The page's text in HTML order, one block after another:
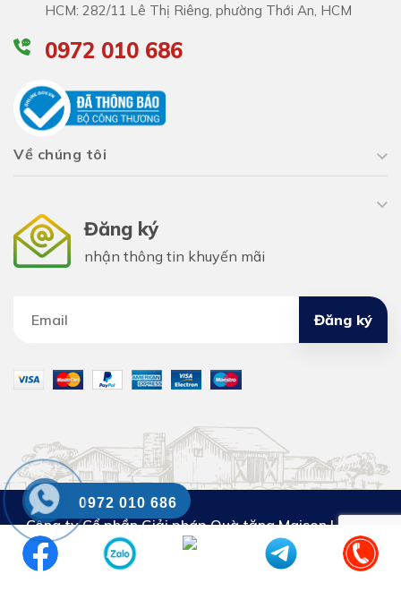
HCM: 282/11 Lê Thị Riêng, phường Thới An, HCM
0972 010 686
Về chúng tôi
Đăng ký
nhận thông tin khuyến mãi
Đăng ký
Công ty Cổ phần Giải pháp Quà tặng Maison Luxury
DKKD số:
0110302853. Cấp ngày 29.3.2023. Nơi cấp:
Sở KH&ĐT thành phố Hà Nội
0972 010 686